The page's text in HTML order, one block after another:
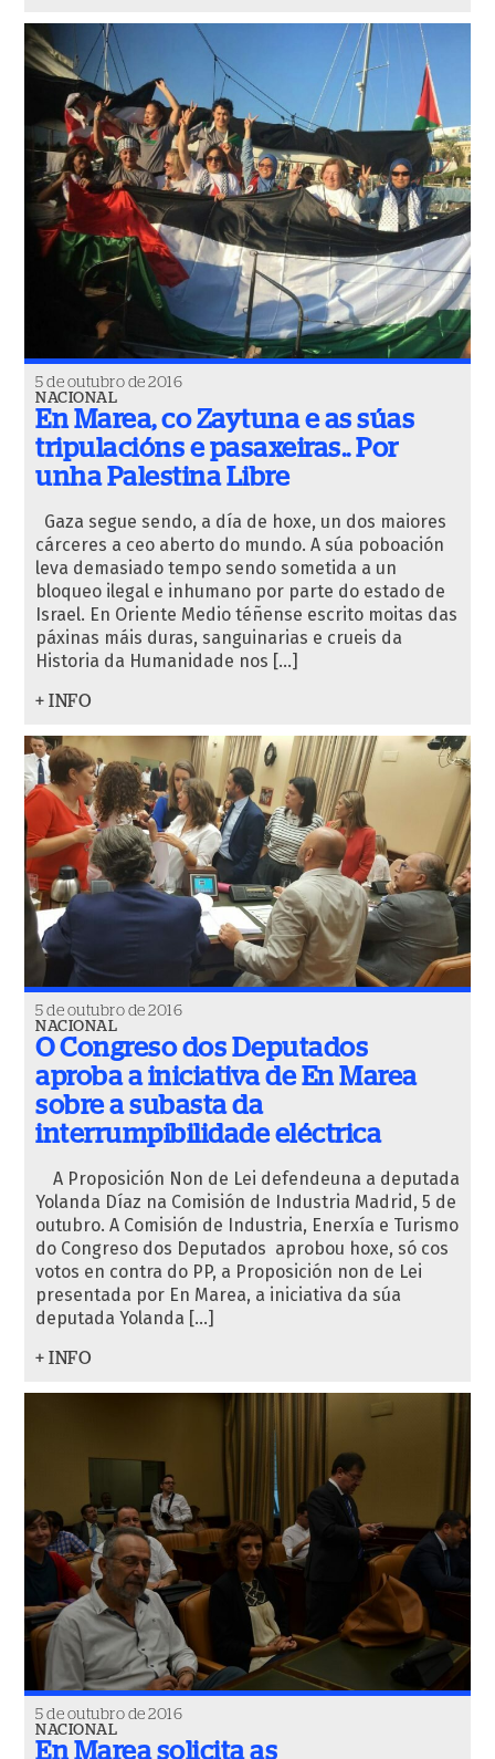
5 de outubro de 2016
NACIONAL
En Marea, co Zaytuna e as súas
tripulacións e pasaxeiras.. Por
unha Palestina Libre
Gaza segue sendo, a día de hoxe, un dos maiores
cárceres a ceo aberto do mundo. A súa poboación
leva demasiado tempo sendo sometida a un
bloqueo ilegal e inhumano por parte do estado de
Israel. En Oriente Medio téñense escrito moitas das
páxinas máis duras, sanguinarias e crueis da
Historia da Humanidade nos […]
+ INFO
5 de outubro de 2016
NACIONAL
O Congreso dos Deputados
aproba a iniciativa de En Marea
sobre a subasta da
interrumpibilidade eléctrica
A Proposición Non de Lei defendeuna a deputada
Yolanda Díaz na Comisión de Industria Madrid, 5 de
outubro. A Comisión de Industria, Enerxía e Turismo
do Congreso dos Deputados aprobou hoxe, só cos
votos en contra do PP, a Proposición non de Lei
presentada por En Marea, a iniciativa da súa
deputada Yolanda […]
+ INFO
5 de outubro de 2016
NACIONAL
En Marea solicita as